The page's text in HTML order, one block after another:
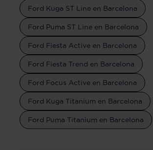
Ford Kuga ST Line en Barcelona
Ford Puma ST Line en Barcelona
Ford Fiesta Active en Barcelona
Ford Fiesta Trend en Barcelona
Ford Focus Active en Barcelona
Ford Kuga Titanium en Barcelona
Ford Puma Titanium en Barcelona